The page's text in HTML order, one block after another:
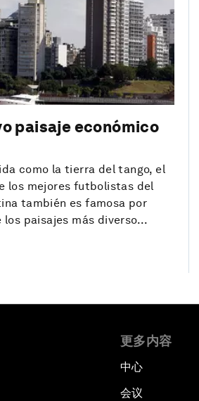
paisaje económico
como la tierra del tango, el
los mejores futbolistas del
también es famosa por
paisajes más diverso...
更多内容
中心
会议